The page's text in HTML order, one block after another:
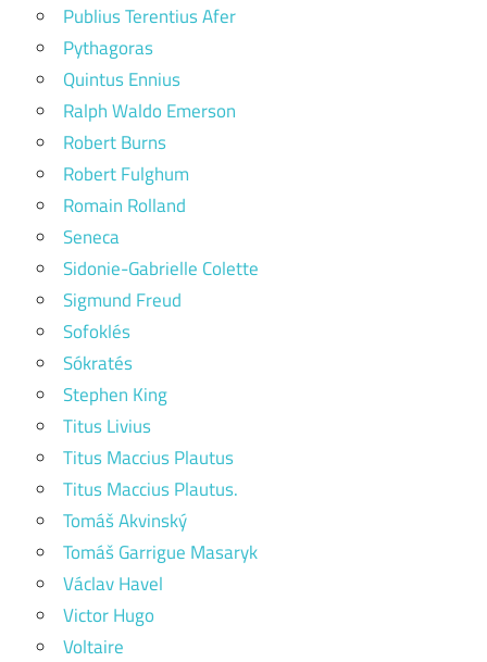
Publius Terentius Afer
Pythagoras
Quintus Ennius
Ralph Waldo Emerson
Robert Burns
Robert Fulghum
Romain Rolland
Seneca
Sidonie-Gabrielle Colette
Sigmund Freud
Sofoklés
Sókratés
Stephen King
Titus Livius
Titus Maccius Plautus
Titus Maccius Plautus.
Tomáš Akvinský
Tomáš Garrigue Masaryk
Václav Havel
Victor Hugo
Voltaire